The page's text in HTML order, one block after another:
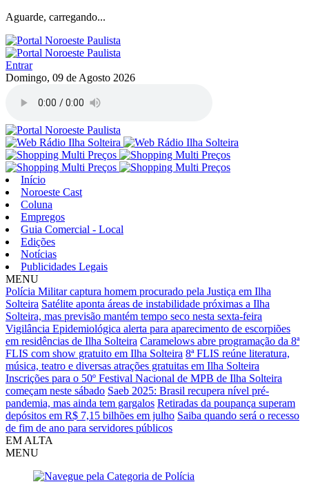
Aguarde, carregando...
Entrar
Domingo, 09 de Agosto 2026
Início
Noroeste Cast
Coluna
Empregos
Guia Comercial - Local
Edições
Notícias
Publicidades Legais
MENU
Polícia Militar captura homem procurado pela Justiça em Ilha
Solteira Satélite aponta áreas de instabilidade próximas a Ilha
Solteira, mas previsão mantém tempo seco nesta sexta-feira
Vigilância Epidemiológica alerta para aparecimento de escorpiões
em residências de Ilha Solteira Caramelows abre programação da 8ª
FLIS com show gratuito em Ilha Solteira 8ª FLIS reúne literatura,
música, teatro e diversas atrações gratuitas em Ilha Solteira
Inscrições para o 50º Festival Nacional de MPB de Ilha Solteira
começam neste sábado Saeb 2025: Brasil recupera nível pré-
pandemia, mas ainda tem gargalos Retiradas da poupança superam
depósitos em R$ 7,15 bilhões em julho Saiba quando será o recesso
de fim de ano para servidores públicos
EM ALTA
MENU